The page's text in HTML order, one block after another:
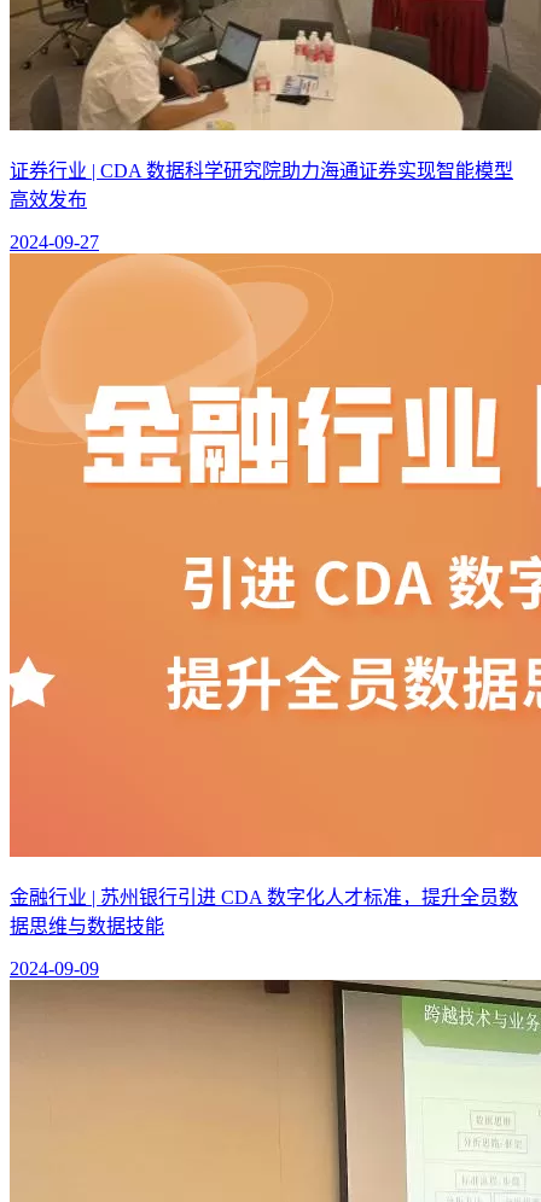
证券行业 | CDA 数据科学研究院助力海通证券实现智能模型
高效发布
2024-09-27
金融行业 | 苏州银行引进 CDA 数字化人才标准，提升全员数
据思维与数据技能
2024-09-09